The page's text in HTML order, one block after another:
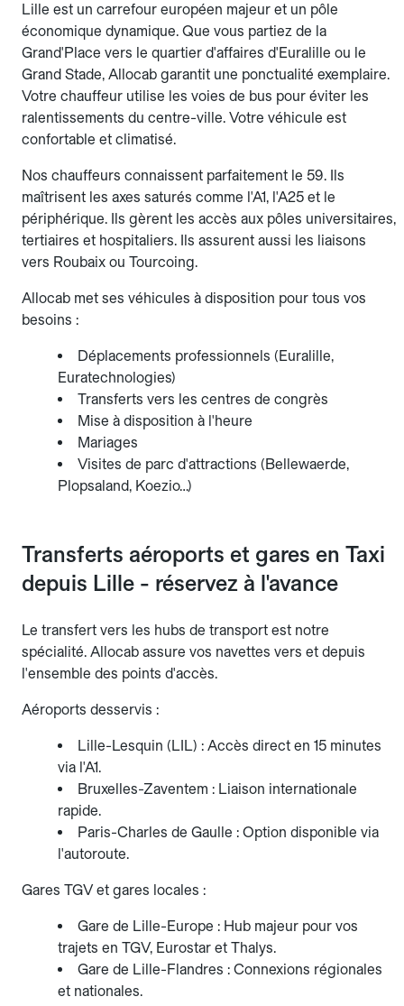
Lille est un carrefour européen majeur et un pôle
économique dynamique. Que vous partiez de la
Grand'Place vers le quartier d'affaires d'Euralille ou le
Grand Stade, Allocab garantit une ponctualité exemplaire.
Votre chauffeur utilise les voies de bus pour éviter les
ralentissements du centre-ville. Votre véhicule est
confortable et climatisé.
Nos chauffeurs connaissent parfaitement le 59. Ils
maîtrisent les axes saturés comme l'A1, l'A25 et le
périphérique. Ils gèrent les accès aux pôles universitaires,
tertiaires et hospitaliers. Ils assurent aussi les liaisons
vers Roubaix ou Tourcoing.
Allocab met ses véhicules à disposition pour tous vos
besoins :
Déplacements professionnels (Euralille,
Euratechnologies)
Transferts vers les centres de congrès
Mise à disposition à l'heure
Mariages
Visites de parc d'attractions (Bellewaerde,
Plopsaland, Koezio…)
Transferts aéroports et gares en Taxi
depuis Lille - réservez à l'avance
Le transfert vers les hubs de transport est notre
spécialité. Allocab assure vos navettes vers et depuis
l'ensemble des points d'accès.
Aéroports desservis :
Lille-Lesquin (LIL) : Accès direct en 15 minutes
via l'A1.
Bruxelles-Zaventem : Liaison internationale
rapide.
Paris-Charles de Gaulle : Option disponible via
l'autoroute.
Gares TGV et gares locales :
Gare de Lille-Europe : Hub majeur pour vos
trajets en TGV, Eurostar et Thalys.
Gare de Lille-Flandres : Connexions régionales
et nationales.